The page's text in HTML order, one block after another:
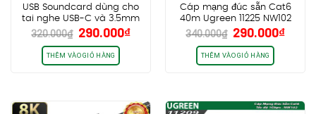
USB Soundcard dùng cho
tai nghe USB-C và 3.5mm
Ugreen 80897
320.000₫ Giá
gốc
là:
320.000₫.
290.000₫Giá
THÊM VÀO GIỎ HÀNG
Cáp mạng đúc sẵn Cat6
40m Ugreen 11225 NW102
340.000₫ Giá
gốc
là:
340.000₫.
290.000₫Giá
THÊM VÀO GIỎ HÀNG